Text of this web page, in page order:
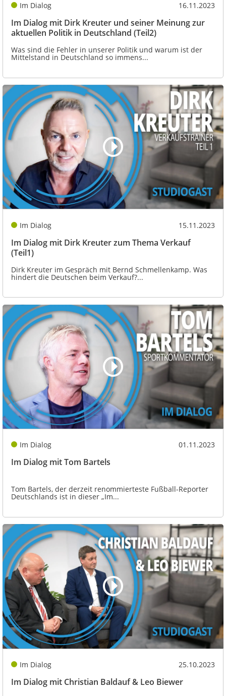
Im Dialog 16.11.2023
Im Dialog mit Dirk Kreuter und seiner Meinung zur
aktuellen Politik in Deutschland (Teil2)
Was sind die Fehler in unserer Politik und warum ist der
Mittelstand in Deutschland so immens...
Im Dialog 15.11.2023
Im Dialog mit Dirk Kreuter zum Thema Verkauf
(Teil1)
Dirk Kreuter im Gespräch mit Bernd Schmellenkamp. Was
hindert die Deutschen beim Verkauf?...
Im Dialog 01.11.2023
Im Dialog mit Tom Bartels
Tom Bartels, der derzeit renommierteste Fußball-Reporter
Deutschlands ist in dieser „Im...
Im Dialog 25.10.2023
Im Dialog mit Christian Baldauf & Leo Biewer